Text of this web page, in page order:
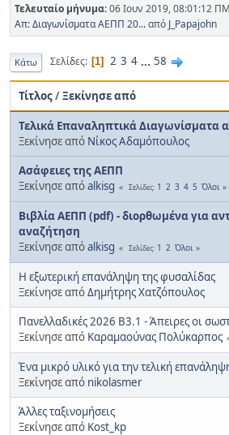
Τελευταίο μήνυμα:06 Ιουν 2019, 08:01:12 ΠΜ
Απ: Διαγωνίσματα ΑΕΠΠ 20...από J_Papajohn
Κάτω Σελίδες 1 2 3 4 ... 58
Τίτλος/Ξεκίνησε από
Τελικά Επαναληπτικά Διαγωνίσματα
Ξεκίνησε από Νίκος Αδαμόπουλος
Ασάφειες της ΑΕΠΠ
Ξεκίνησε απόalkisg Σελίδες 1 2 3 4 5 Όλοι
Βιβλία ΑΕΠΠ (pdf) - διορθωμένα για
αναζήτηση
Ξεκίνησε απόalkisg Σελίδες 1 2 Όλοι
Η εξωτερική επανάληψη της φυσαλίδας
Ξεκίνησε απόΔημήτρης Χατζόπουλος
Πανελλαδικές 2026 Β3.1 - Άπειρες οι
Ξεκίνησε από Καραμαούνας Πολύκαρπος
Ένα μικρό υλικό για την τελική
Ξεκίνησε από nikolasmer
Άλλες ταξινομήσεις
Ξεκίνησε από Kost_kp